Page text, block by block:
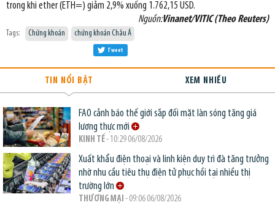
trong khi ether (ETH=) giảm 2,9% xuống 1.762,15 USD.
Nguồn:Vinanet/VITIC (Theo Reuters)
Tags: Chứng khoán chứng khoán Châu Á
Tweet
TIN NỔI BẬT XEM NHIỀU
FAO cảnh báo thế giới sắp đối mặt làn sóng tăng giá
lương thực mới
KINH TẾ- 10:29 06/08/2026
Xuất khẩu điện thoại và linh kiện duy trì đà tăng trưởng
nhờ nhu cầu tiêu thụ điện tử phục hồi tại nhiều thị
trường lớn
THƯƠNG MẠI - 09:06 06/08/2026